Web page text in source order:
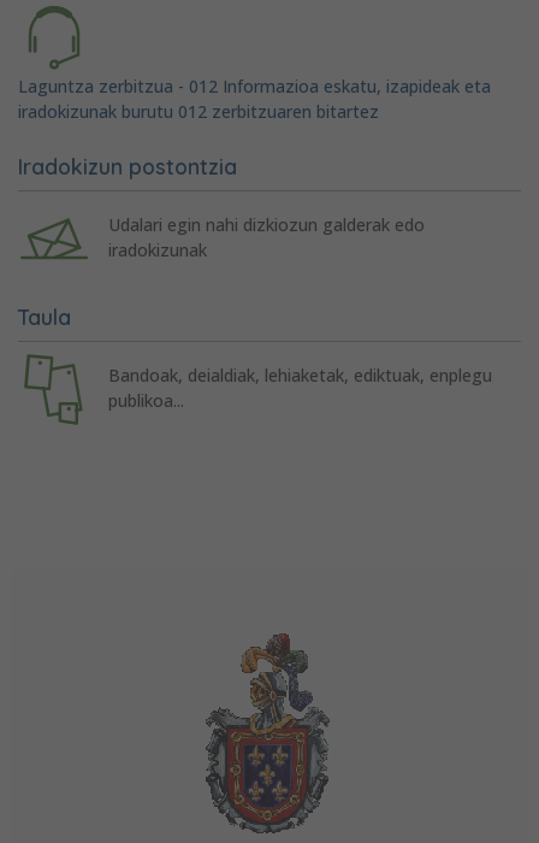
Laguntza zerbitzua - 012 Informazioa eskatu, izapideak eta
iradokizunak burutu 012 zerbitzuaren bitartez
Iradokizun postontzia
Udalari egin nahi dizkiozun galderak edo
iradokizunak
Taula
Bandoak, deialdiak, lehiaketak, ediktuak, enplegu
publikoa...